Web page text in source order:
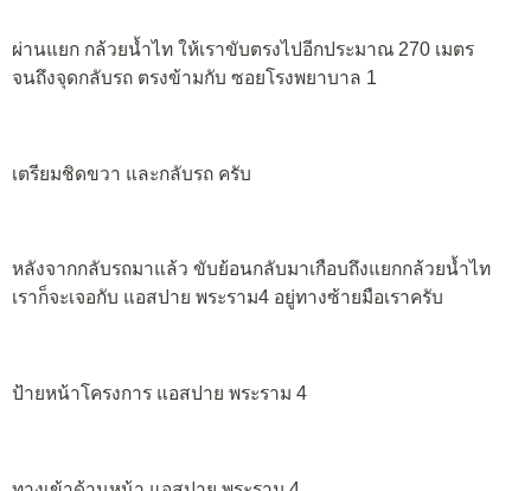
ผ่านแยก กล้วยน้ำไท ให้เราขับตรงไปอีกประมาณ 270 เมตร
จนถึงจุดกลับรถ ตรงข้ามกับ ซอยโรงพยาบาล 1
เตรียมชิดขวา และกลับรถ ครับ
หลังจากกลับรถมาแล้ว ขับย้อนกลับมาเกือบถึงแยกกล้วยน้ำไท
เราก็จะเจอกับ แอสปาย พระราม4 อยู่ทางซ้ายมือเราครับ
ป้ายหน้าโครงการ แอสปาย พระราม 4